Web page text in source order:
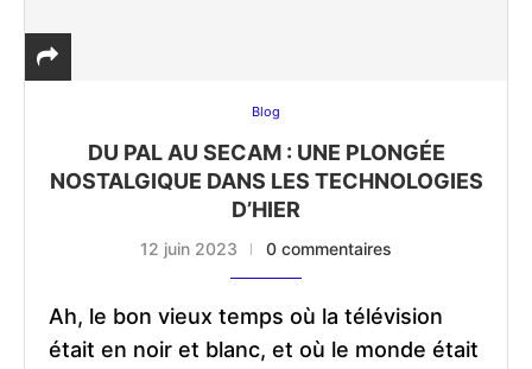
Blog
DU PAL AU SECAM : UNE PLONGÉE
NOSTALGIQUE DANS LES TECHNOLOGIES
D’HIER
12 juin 2023 0 commentaires
Ah, le bon vieux temps où la télévision
était en noir et blanc, et où le monde était